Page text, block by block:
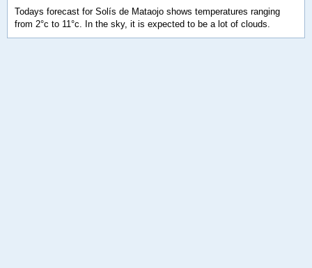
Todays forecast for Solís de Mataojo shows temperatures ranging
from 2°c to 11°c. In the sky, it is expected to be a lot of clouds.